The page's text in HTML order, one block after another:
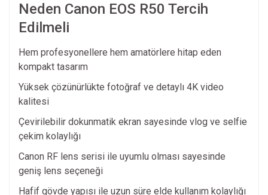
Neden Canon EOS R50 Tercih
Edilmeli
Hem profesyonellere hem amatörlere hitap eden
kompakt tasarım
Yüksek çözünürlükte fotoğraf ve detaylı 4K video
kalitesi
Çevirilebilir dokunmatik ekran sayesinde vlog ve selfie
çekim kolaylığı
Canon RF lens serisi ile uyumlu olması sayesinde
geniş lens seçeneği
Hafif gövde yapısı ile uzun süre elde kullanım kolaylığı